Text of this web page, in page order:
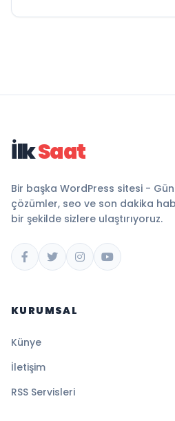
İlkSaat
Bir başka WordPress sitesi -
çözümler, seo ve son dakika
bir şekilde sizlere ulaştırıyoruz.
KURUMSAL
Künye
İletişim
RSS Servisleri